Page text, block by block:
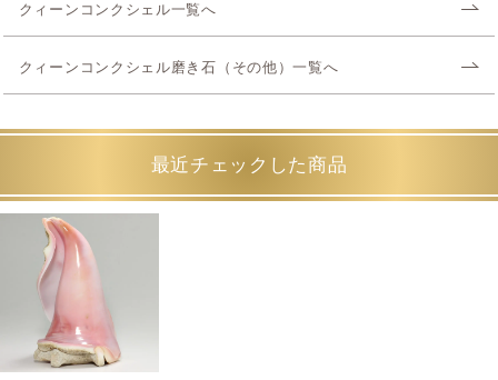
クィーンコンクシェル一覧へ
クィーンコンクシェル磨き石（その他）一覧へ
最近チェックした商品